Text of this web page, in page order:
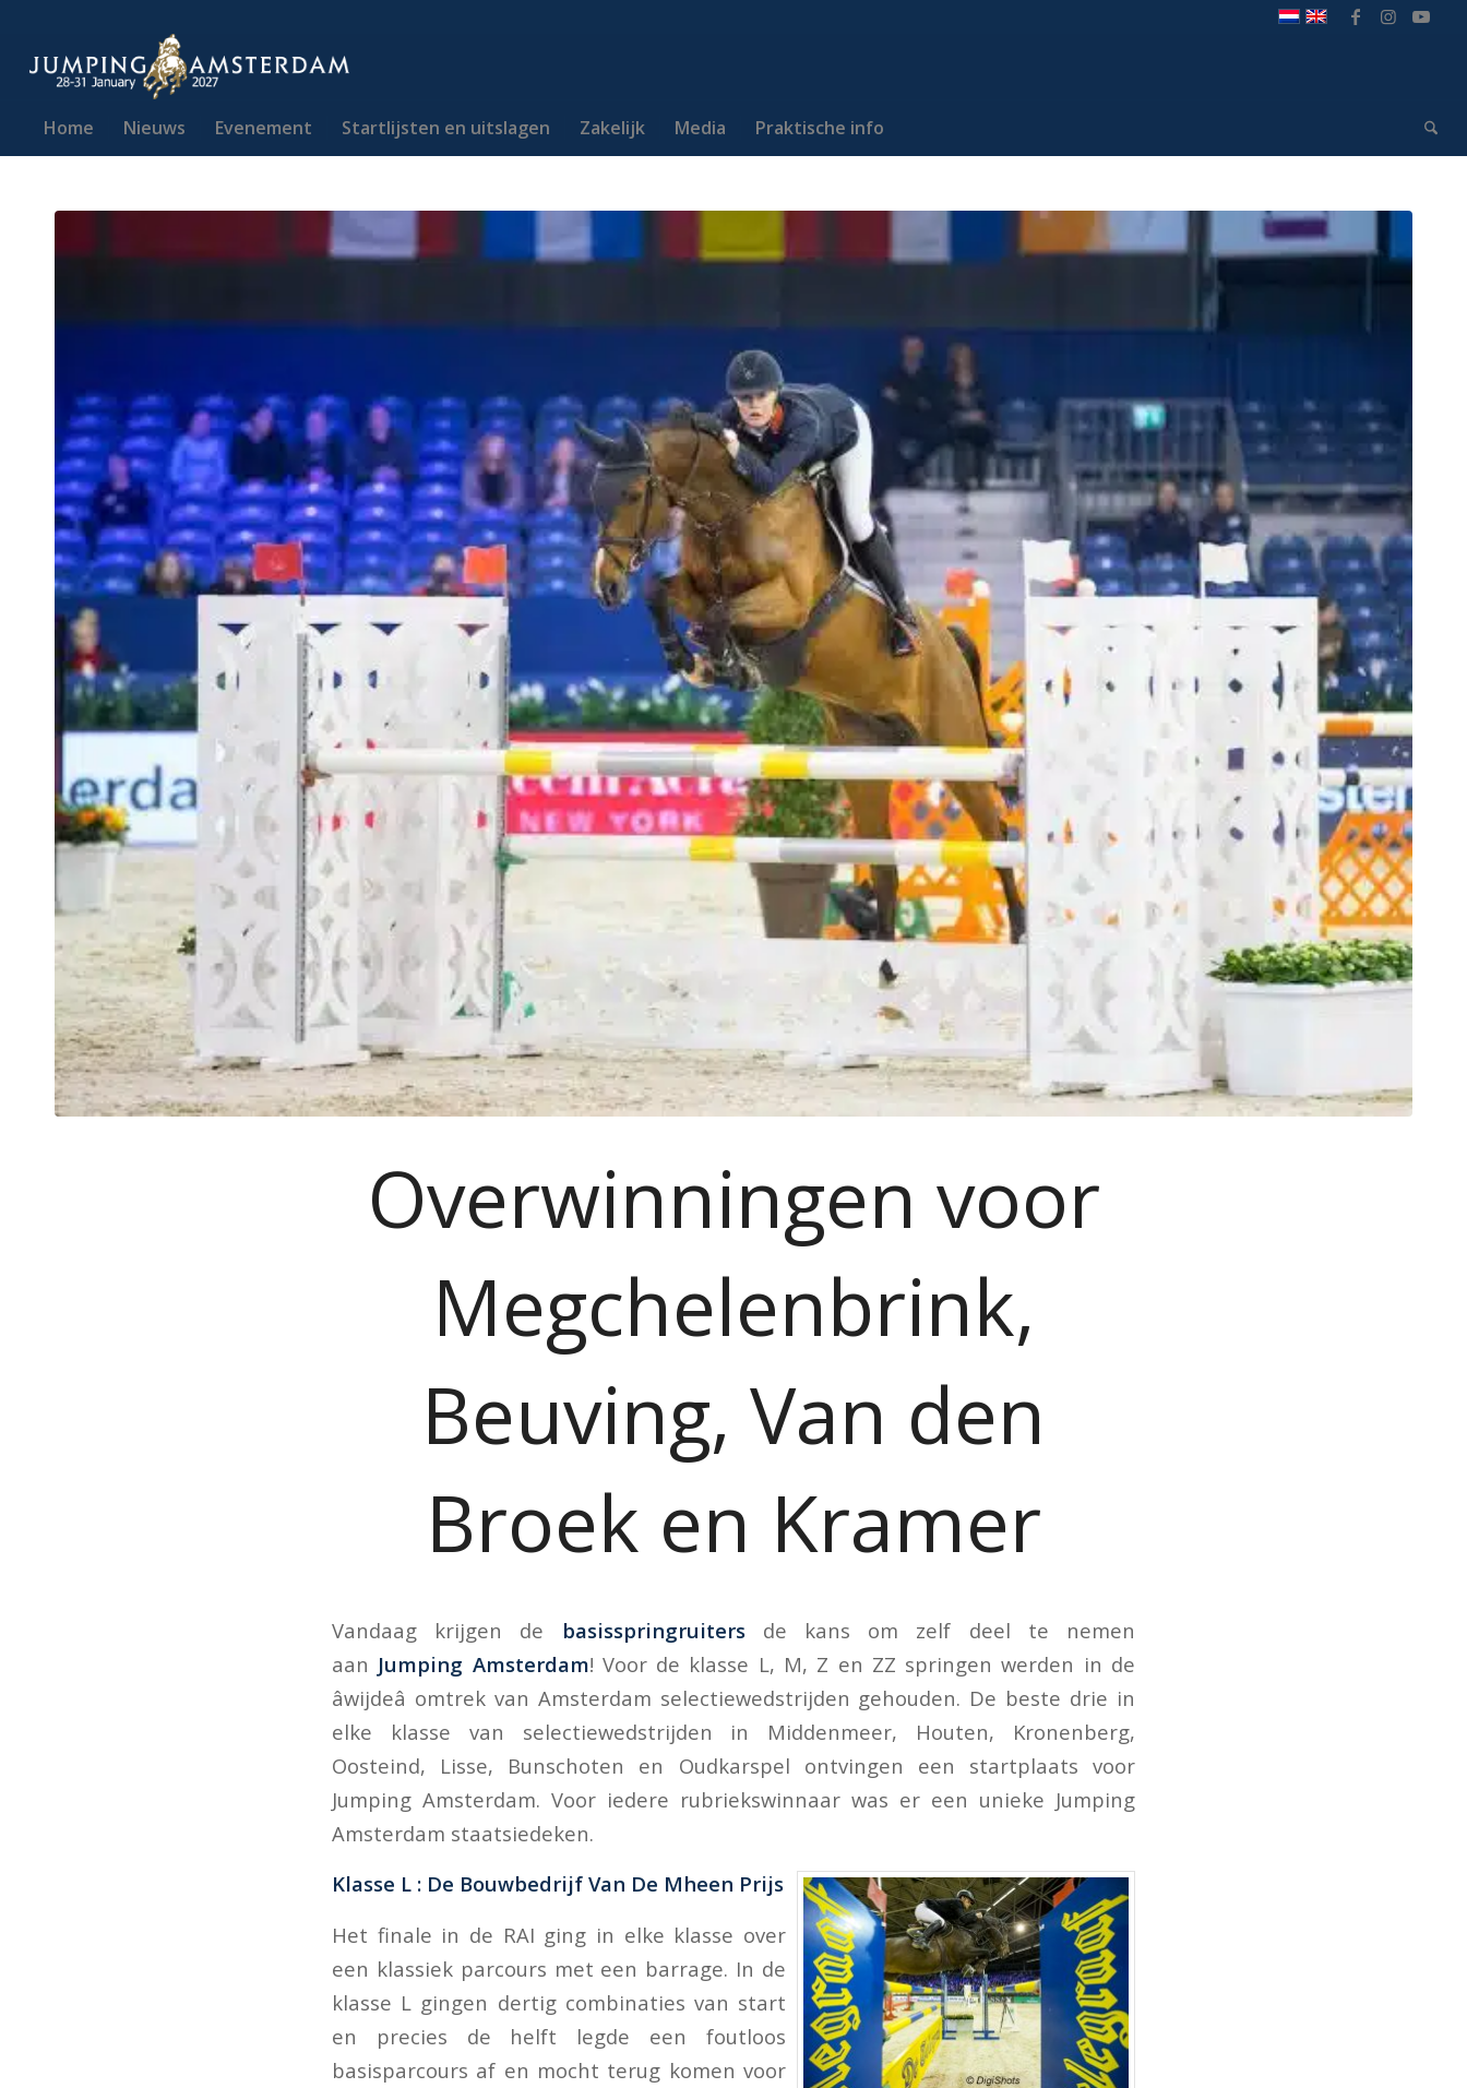
Home Nieuws Evenement Startlijsten en uitslagen Zakelijk Media Praktische info
Overwinningen voor
Megchelenbrink,
Beuving, Van den
Broek en Kramer
Vandaag krijgen de basisspringruitersde kans om zelf deel te nemen
aan Jumping Amsterdam! Voor de klasse L, M, Z en ZZ springen werden in de
âwijdeâ omtrek van Amsterdam selectiewedstrijden gehouden. De beste drie in
elke klasse van selectiewedstrijden in Middenmeer, Houten, Kronenberg,
Oosteind, Lisse, Bunschoten en Oudkarspel ontvingen een startplaats voor
Jumping Amsterdam. Voor iedere rubriekswinnaar was er een unieke Jumping
Amsterdam staatsiedeken.
Klasse L : De Bouwbedrijf Van De Mheen Prijs
Het finale in de RAI ging in elke klasse over
een klassiek parcours met een barrage. In de
klasse L gingen dertig combinaties van start
en precies de helft legde een foutloos
basisparcours af en mocht terug komen voor